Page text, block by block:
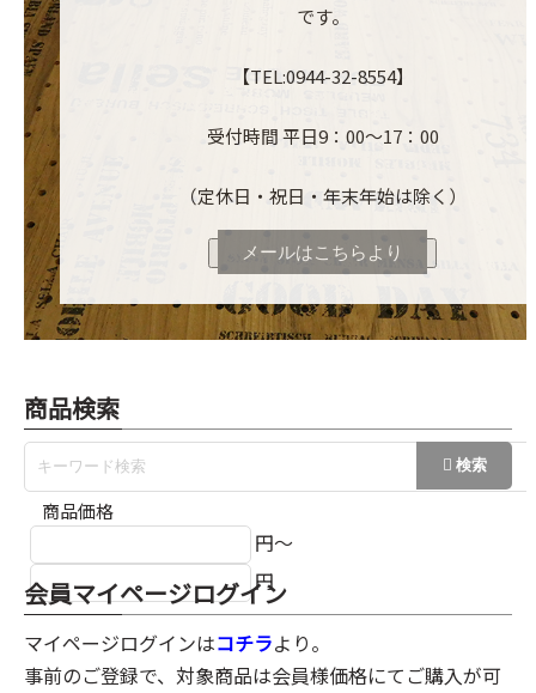
です。
【TEL:0944-32-8554】
受付時間 平日9：00～17：00
（定休日・祝日・年末年始は除く）
メールはこちらより
商品検索
商品価格
円～
円
会員マイページログイン
マイページログインはコチラより。
事前のご登録で、対象商品は会員様価格にてご購入が可